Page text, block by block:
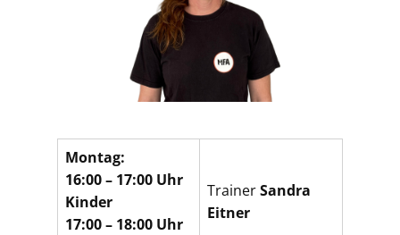
​Montag:
16:00 – 17:00 Uhr
Kinder
17:00 – 18:00 Uhr
TrainerSandra
Eitner